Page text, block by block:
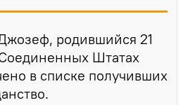
родившийся 21
Штатах
в списке получивших